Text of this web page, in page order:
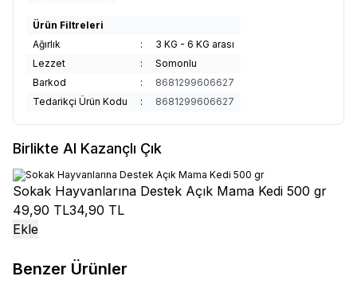
Ürün Filtreleri
Ağırlık
:
3 KG - 6 KG arası
Lezzet
:
Somonlu
Barkod
:
8681299606627
Tedarikçi Ürün Kodu
: 8681299606627
Birlikte Al Kazançlı Çık
Sokak Hayvanlarına Destek Açık Mama Kedi 500 gr
49,90 TL34,90 TL
Ekle
Benzer Ürünler